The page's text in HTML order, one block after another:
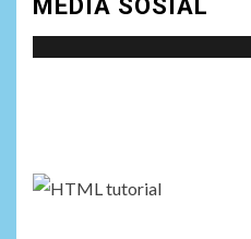
MEDIA SOSIAL